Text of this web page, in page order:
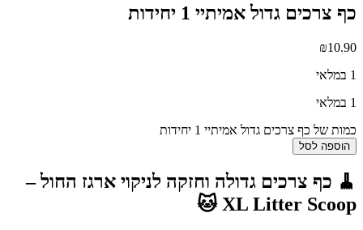
כף צרכים גדול אמיתיי 1 יחידות
₪10.90
1 במלאי
1 במלאי
כמות של כף צרכים גדול אמיתיי 1 יחידות
הוספה לסל
🧹 כף צרכים גדולה וחזקה לניקוי ארגז החול –
XL Litter Scoop 🐱